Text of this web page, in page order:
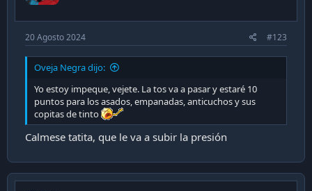
20 Agosto 2024 #123
Oveja Negra dijo:
Yo estoy impeque, vejete. La tos va a pasar y estaré 10
puntos para los asados, empanadas, anticuchos y sus
copitas de tinto
Calmese tatita, que le va a subir la presión